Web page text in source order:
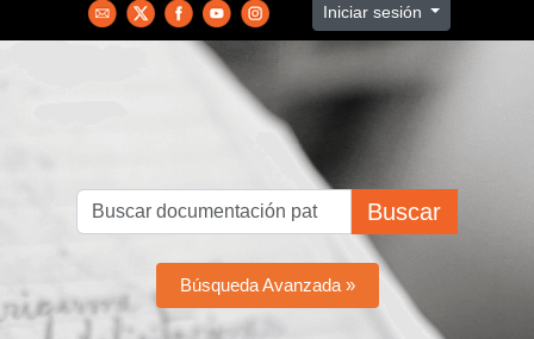
Iniciar sesión
Buscar
Búsqueda Avanzada »